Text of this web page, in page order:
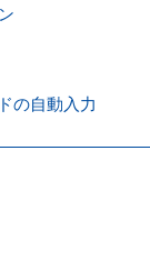
の自動入力